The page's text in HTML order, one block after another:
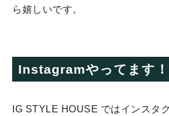
ら嬉しいです。
Instagramやってます！
IG STYLE HOUSE ではインスタ